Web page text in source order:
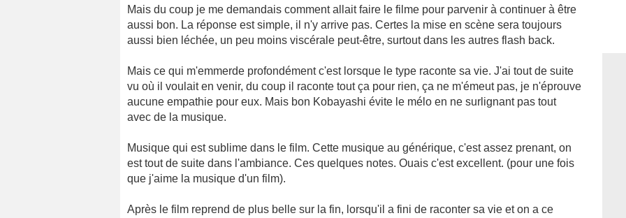
Mais du coup je me demandais comment allait faire le filme pour parvenir à continuer à être
aussi bon. La réponse est simple, il n'y arrive pas. Certes la mise en scène sera toujours
aussi bien léchée, un peu moins viscérale peut-être, surtout dans les autres flash back.
Mais ce qui m'emmerde profondément c'est lorsque le type raconte sa vie. J'ai tout de suite
vu où il voulait en venir, du coup il raconte tout ça pour rien, ça ne m'émeut pas, je n'éprouve
aucune empathie pour eux. Mais bon Kobayashi évite le mélo en ne surlignant pas tout
avec de la musique.
Musique qui est sublime dans le film. Cette musique au générique, c'est assez prenant, on
est tout de suite dans l'ambiance. Ces quelques notes. Ouais c'est excellent. (pour une fois
que j'aime la musique d'un film).
Après le film reprend de plus belle sur la fin, lorsqu'il a fini de raconter sa vie et on a ce